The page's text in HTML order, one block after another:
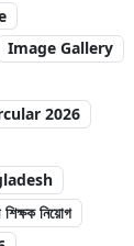
Image Gallery
2026
শিক্ষক নিয়োগ